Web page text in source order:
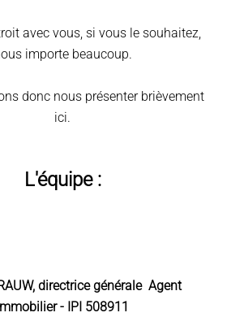
avec vous, si vous le souhaitez,
importe beaucoup.
donc nous présenter brièvement
ici.
L'équipe :
directrice générale Agent
- IPI 508911